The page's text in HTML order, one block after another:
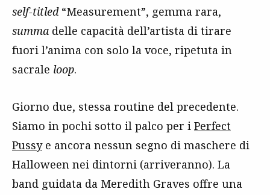
self-titled“Measurement”, gemma rara,
summa delle capacità dell’artista di tirare
fuori l’anima con solo la voce, ripetuta in
sacrale loop.
Giorno due, stessa routine del precedente.
Siamo in pochi sotto il palco per i Perfect
Pussye ancora nessun segno di maschere di
Halloween nei dintorni (arriveranno). La
band guidata da Meredith Graves offre una